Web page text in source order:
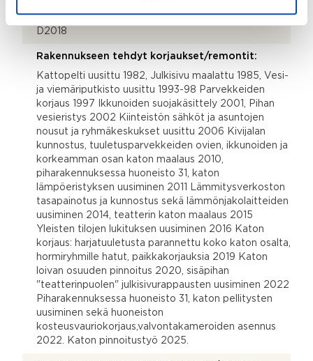
Energialuokka:
D2018
Rakennukseen tehdyt korjaukset/remontit:
Kattopelti uusittu 1982, Julkisivu maalattu 1985, Vesi-
ja viemäriputkisto uusittu 1993-98 Parvekkeiden
korjaus 1997 Ikkunoiden suojakäsittely 2001, Pihan
vesieristys 2002 Kiinteistön sähköt ja asuntojen
nousut ja ryhmäkeskukset uusittu 2006 Kivijalan
kunnostus, tuuletusparvekkeiden ovien, ikkunoiden ja
korkeamman osan katon maalaus 2010,
piharakennuksessa huoneisto 31, katon
lämpöeristyksen uusiminen 2011 Lämmitysverkoston
tasapainotus ja kunnostus sekä lämmönjakolaitteiden
uusiminen 2014, teatterin katon maalaus 2015
Yleisten tilojen lukituksen uusiminen 2016 Katon
korjaus: harjatuuletusta parannettu koko katon osalta,
hormiryhmille hatut, paikkakorjauksia 2019 Katon
loivan osuuden pinnoitus 2020, sisäpihan
"teatterinpuolen" julkisivurappausten uusiminen 2022
Piharakennuksessa huoneisto 31, katon pellitysten
uusiminen sekä huoneiston
kosteusvauriokorjaus,valvontakameroiden asennus
2022. Katon pinnoitustyö 2025.